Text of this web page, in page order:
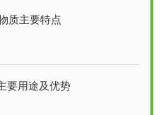
质主要特点
要用途及优势